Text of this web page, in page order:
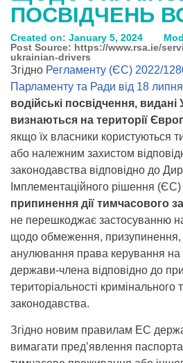
ПОСВІДЧЕНЬ
Created on: January 5, 2024
Post Source: https://www.rsa.ie/
ukrainian-drivers
Згідно Регламенту (ЄС) 2022/
Парламенту та Ради від 18
водійські посвідчення, видані
визнаються на території
якщо їх власники користуються
або належним захистом
законодавства відповідно до
Імплементаційного рішення
припинення дії тимчасового
не перешкоджає застосуванню
щодо обмеження, призупинення,
анулювання права керування на
держави-члена відповідно до
територіальності кримінального
законодавства.
Згідно новим правилам ЕС
вимагати пред’явлення